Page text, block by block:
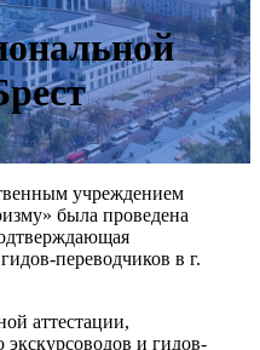
учреждением
была проведена
переводчиков в г.
аттестации,
и гидов-